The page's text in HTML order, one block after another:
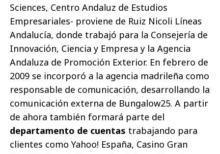
Sciences, Centro Andaluz de Estudios
Empresariales- proviene de Ruiz Nicoli Líneas
Andalucía, donde trabajó para la Consejería de
Innovación, Ciencia y Empresa y la Agencia
Andaluza de Promoción Exterior. En febrero de
2009 se incorporó a la agencia madrileña como
responsable de comunicación, desarrollando la
comunicación externa de Bungalow25. A partir
de ahora también formará parte del
departamento de cuentas trabajando para
clientes como Yahoo! España, Casino Gran